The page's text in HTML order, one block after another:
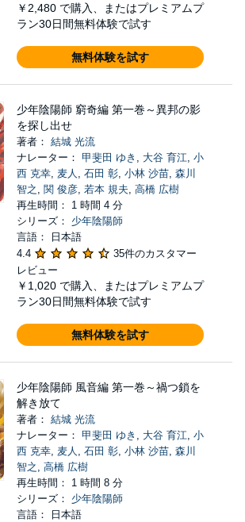
￥2,480 で購入、またはプレミアムプ
ラン30日間無料体験で試す
無料体験を試す
少年陰陽師 窮奇編 第一巻～異邦の影
を探し出せ
著者： 結城 光流
ナレーター： 甲斐田 ゆき 大谷 育江 小
西 克幸, 麦人 石田 彰, 小林 沙苗, 森川
智之
関 俊彦, 若本 規夫 高橋 広樹
再生時間： 1 時間 4 分
シリーズ： 少年陰陽師
言語： 日本語
4.4
35件のカスタマー
レビュー
￥1,020 で購入、またはプレミアムプ
ラン30日間無料体験で試す
無料体験を試す
少年陰陽師 風音編 第一巻～禍つ鎖を
解き放て
著者： 結城 光流
ナレーター： 甲斐田 ゆき 大谷 育江 小
西 克幸, 麦人 石田 彰, 小林 沙苗, 森川
智之
高橋 広樹
再生時間： 1 時間 8 分
シリーズ： 少年陰陽師
言語： 日本語